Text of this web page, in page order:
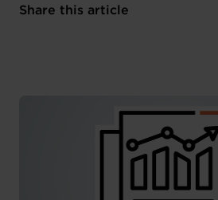
Online Workshop
Register here
Share this article